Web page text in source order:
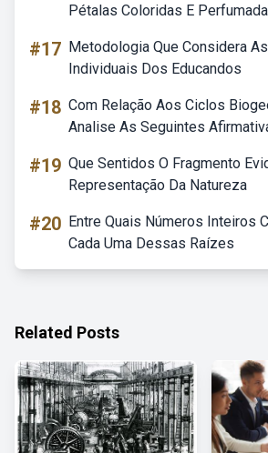
Pétalas Coloridas E
#17 Metodologia Que Considera
Individuais Dos Educandos
#18 Com Relação Aos Ciclos
Analise As Seguintes
#19 Que Sentidos O Fragmento
Representação Da Natureza
#20 Entre Quais Números Inteiros
Cada Uma Dessas Raízes
Related Posts